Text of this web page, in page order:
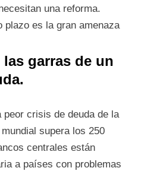
una reforma.
plazo es la gran amenaza
garras de un
peor crisis de deuda de la
supera los 250
centrales están
a países con problemas